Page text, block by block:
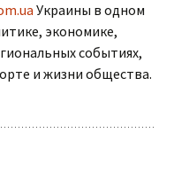
Украины в одном
экономике,
событиях,
и жизни общества.